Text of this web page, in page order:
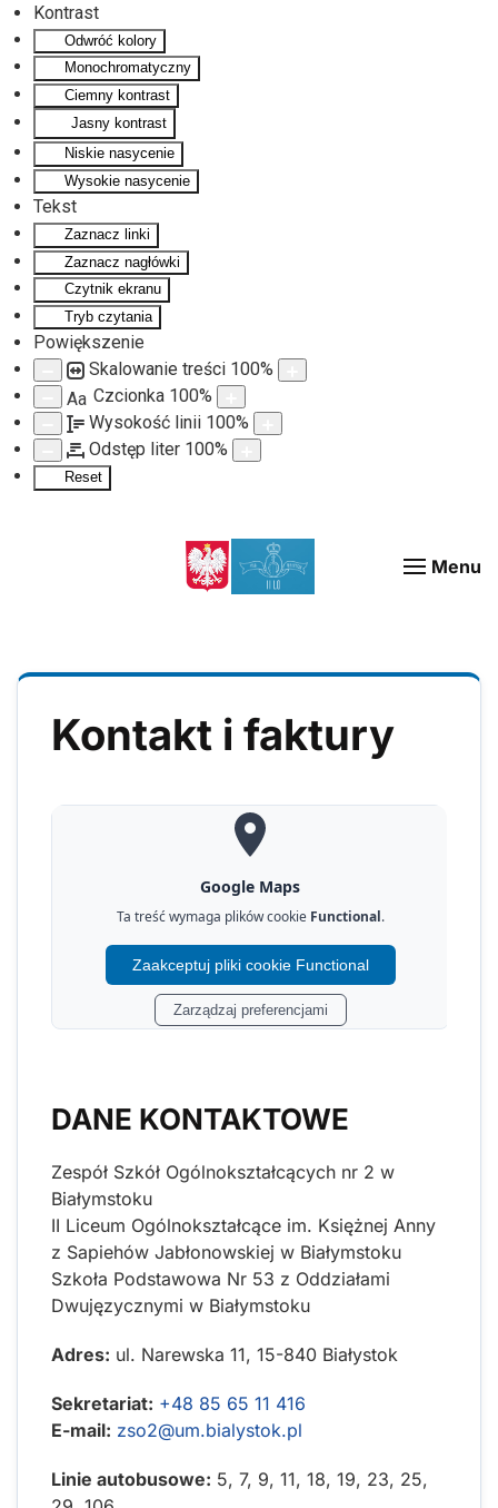
Kontrast
Odwróć kolory
Monochromatyczny
Ciemny kontrast
Jasny kontrast
Niskie nasycenie
Wysokie nasycenie
Tekst
Zaznacz linki
Zaznacz nagłówki
Czytnik ekranu
Tryb czytania
Powiększenie
Skalowanie treści 100%
Aa Czcionka 100%
Wysokość linii 100%
Odstęp liter 100%
Reset
Menu
Kontakt i faktury
Google Maps
Ta treść wymaga plików cookie Functional.
Zaakceptuj pliki cookie Functional
Zarządzaj preferencjami
DANE KONTAKTOWE
Zespół Szkół Ogólnokształcących nr 2 w
Białymstoku
II Liceum Ogólnokształcące im. Księżnej Anny
z Sapiehów Jabłonowskiej w Białymstoku
Szkoła Podstawowa Nr 53 z Oddziałami
Dwujęzycznymi w Białymstoku
Adres: ul. Narewska 11, 15-840 Białystok
Sekretariat: +48 85 65 11 416
E-mail: zso2@um.bialystok.pl
Linie autobusowe: 5, 7, 9, 11, 18, 19, 23, 25,